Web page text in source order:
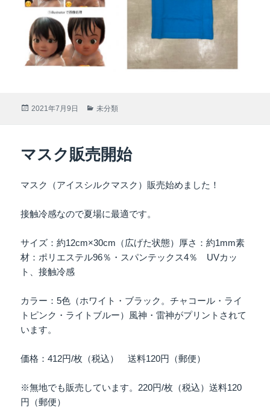
投
2021年7月9日
カ
ー
未分類
マスク販売開始
マスク（アイスシルクマスク）販売始めました！
接触冷感なので夏場に最適です。
サイズ：約12cm×30cm（広げた状態）厚さ：約1mm素
材：ポリエステル96％・スパンテックス4％ UVカッ
ト、接触冷感
カラー：5色（ホワイト・ブラック。チャコール・ライ
トピンク・ライトブルー）風神・雷神がプリントされて
います。
価格：412円/枚（税込） 送料120円（郵便）
※無地でも販売しています。220円/枚（税込）送料120
円（郵便）